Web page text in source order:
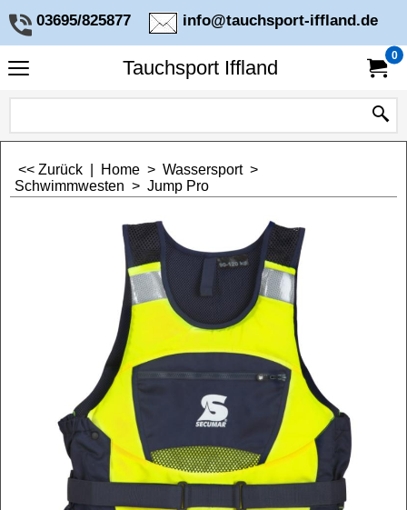
03695/825877 info@tauchsport-iffland.de
Tauchsport Iffland
0
<< Zurück Home > Wassersport>
Schwimmwesten > Jump Pro